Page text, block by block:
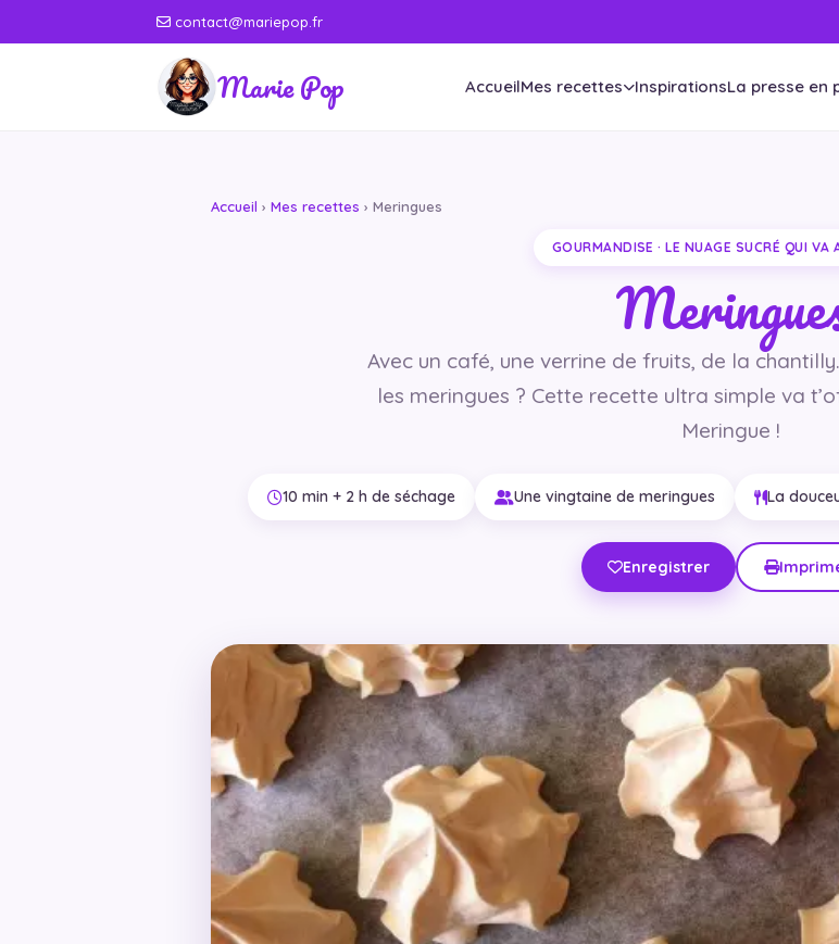
contact@mariepop.fr
Marie Pop AccueilMes recettes InspirationsLa presse en
Accueil › Mes recettes › Meringues
GOURMANDISE · LE NUAGE SUCRÉ QUI VA
Avec un café, une verrine de fruits, de la
les meringues ? Cette recette ultra simple va
Meringue !
10 min + 2 h de séchage Une vingtaine de meringues La
Enregistrer